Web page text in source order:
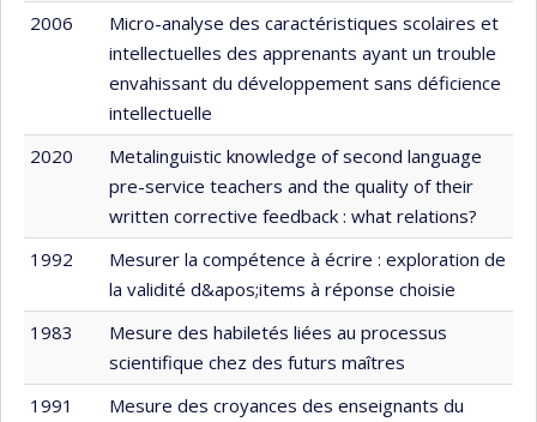
2006
Micro-analyse des caractéristiques scolaires et
intellectuelles des apprenants ayant un trouble
envahissant du développement sans déficience
intellectuelle
2020
Metalinguistic knowledge of second language
pre-service teachers and the quality of their
written corrective feedback : what relations?
1992
Mesurer la compétence à écrire : exploration de
la validité d&apos;items à réponse choisie
1983
Mesure des habiletés liées au processus
scientifique chez des futurs maîtres
1991
Mesure des croyances des enseignants du